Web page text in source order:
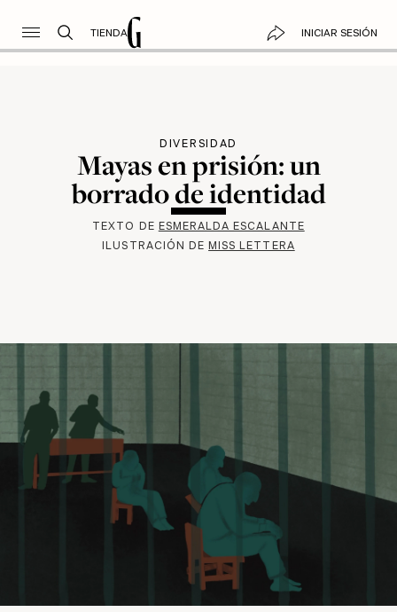
TIENDA INICIAR SESIÓN
DIVERSIDAD
Mayas en prisión: un
borrado de identidad
TEXTO DE ESMERALDA ESCALANTE
ILUSTRACIÓN DEMISS LETTERA